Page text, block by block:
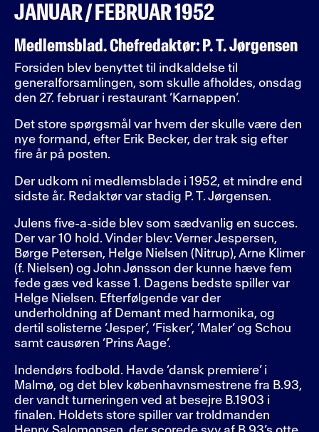
JANUAR / FEBRUAR 1952
Medlemsblad. Chefredaktør: P. T. Jørgensen
Forsiden blev benyttet til indkaldelse til
generalforsamlingen, som skulle afholdes, onsdag
den 27. februar i restaurant ’Karnappen’.
Det store spørgsmål var hvem der skulle være den
nye formand, efter Erik Becker, der trak sig efter
fire år på posten.
Der udkom ni medlemsblade i 1952, et mindre end
sidste år. Redaktør var stadig P. T. Jørgensen.
Julens five-a-side blev som sædvanlig en succes.
Der var 10 hold. Vinder blev: Verner Jespersen,
Børge Petersen, Helge Nielsen (Nitrup), Arne Klimer
(f. Nielsen) og John Jønsson der kunne hæve fem
fede gæs ved kasse 1. Dagens bedste spiller var
Helge Nielsen. Efterfølgende var der
underholdning af Demant med harmonika, og
dertil solisterne ’Jesper’, ’Fisker’, ’Maler’ og Schou
samt causøren ’Prins Aage’.
Indendørs fodbold. Havde ’dansk premiere’ i
Malmø, og det blev københavnsmestrene fra B.93,
der vandt turneringen ved at besejre B.1903 i
finalen. Holdets store spiller var troldmanden